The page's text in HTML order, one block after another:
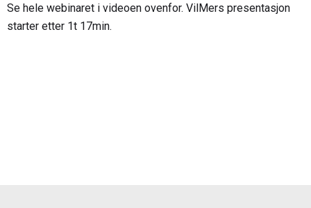
Se hele webinaret i videoen ovenfor. VilMers presentasjon
starter etter 1t 17min.